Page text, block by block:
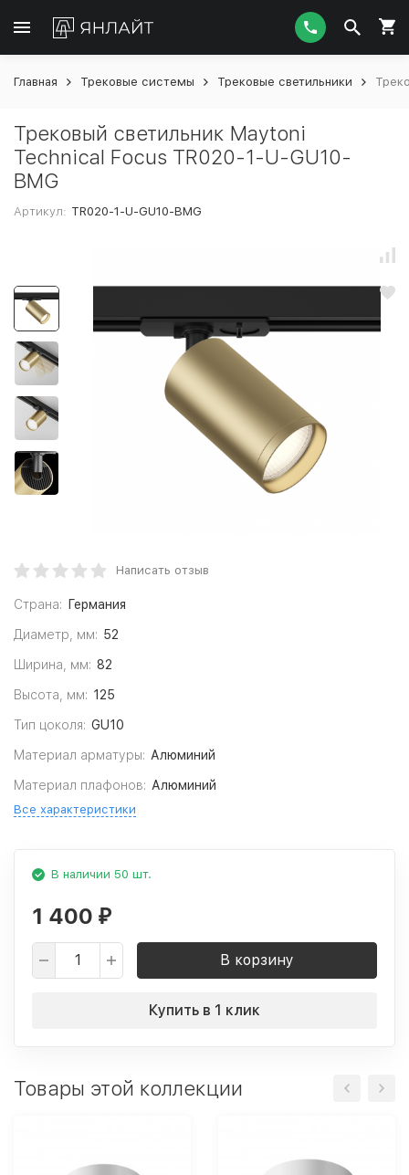
Главная Трековые системы Трековые светильники
Трековый светильник Maytoni
Technical Focus TR020-1-U-GU10-
BMG
Артикул: TR020-1-U-GU10-BMG
Написать отзыв
Страна: Германия
Диаметр, мм: 52
Ширина, мм: 82
Высота, мм: 125
Тип цоколя: GU10
Материал арматуры: Алюминий
Материал плафонов: Алюминий
Все характеристики
В наличии 50 шт.
1 400 ₽
В корзину
Купить в 1 клик
Товары этой коллекции